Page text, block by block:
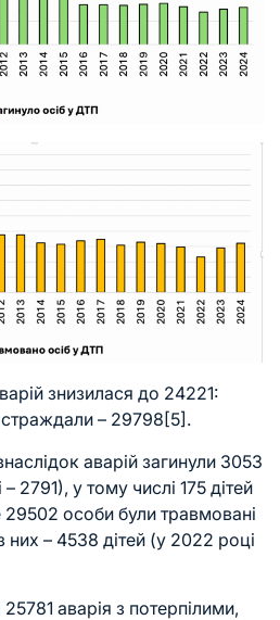
знизилася до 24221:
– 29798 [5] .
аварій загинули 3053
2791), у тому числі 175 дітей
особи були травмовані
них – 4538 дітей (у 2022 році
аварія з потерпілими,